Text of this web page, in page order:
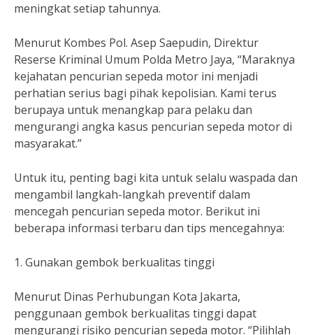
meningkat setiap tahunnya.
Menurut Kombes Pol. Asep Saepudin, Direktur
Reserse Kriminal Umum Polda Metro Jaya, “Maraknya
kejahatan pencurian sepeda motor ini menjadi
perhatian serius bagi pihak kepolisian. Kami terus
berupaya untuk menangkap para pelaku dan
mengurangi angka kasus pencurian sepeda motor di
masyarakat.”
Untuk itu, penting bagi kita untuk selalu waspada dan
mengambil langkah-langkah preventif dalam
mencegah pencurian sepeda motor. Berikut ini
beberapa informasi terbaru dan tips mencegahnya:
1. Gunakan gembok berkualitas tinggi
Menurut Dinas Perhubungan Kota Jakarta,
penggunaan gembok berkualitas tinggi dapat
mengurangi risiko pencurian sepeda motor. “Pilihlah